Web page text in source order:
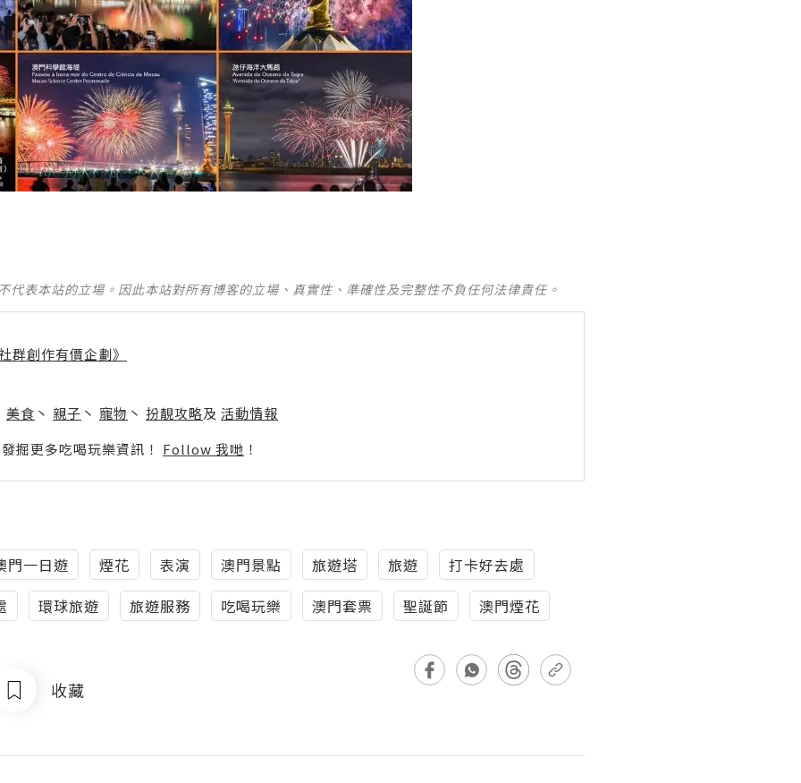
代表本站的立場。因此本站對所有博客的立場、真實性、準確性及完整性不負任何法律責任。
群創作有價企劃》
美食 丶 親子 丶 寵物 丶 扮靚攻略及 活動情報
掘更多吃喝玩樂資訊！ Follow 我哋 ！
門一日遊 煙花 表演 澳門景點 旅遊塔 旅遊
打卡好去處
環球旅遊 旅遊服務 吃喝玩樂 澳門套票 聖誕節 澳門煙花
收藏